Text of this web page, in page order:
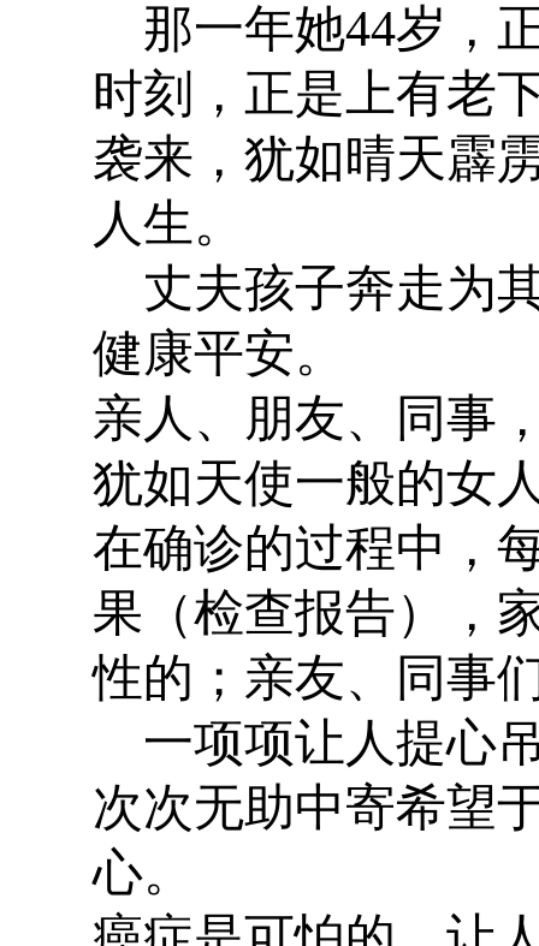
那一年她44岁，
时刻，正是上有老
袭来，犹如晴天霹
人生。
丈夫孩子奔走为
健康平安。
亲人、朋友、同事
犹如天使一般的女
在确诊的过程中，
果（检查报告），
性的；亲友、同事
一项项让人提心
次次无助中寄希望
心。